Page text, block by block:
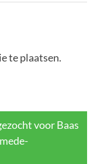
te plaatsen.
voor Baas